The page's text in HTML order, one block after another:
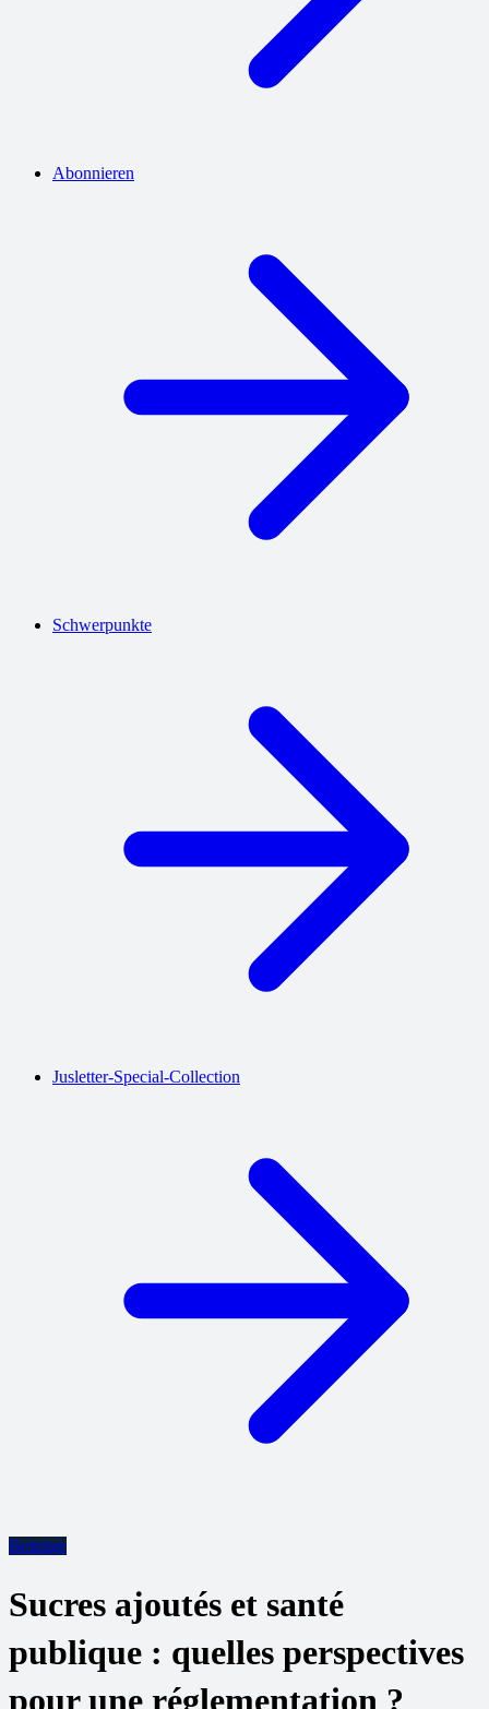
Abonnieren
Schwerpunkte
Jusletter-Special-Collection
Beiträge
Sucres ajoutés et santé
publique : quelles perspectives
pour une réglementation ?